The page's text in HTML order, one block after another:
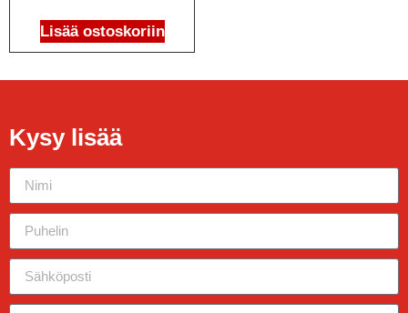
Lisää ostoskoriin
Kysy lisää